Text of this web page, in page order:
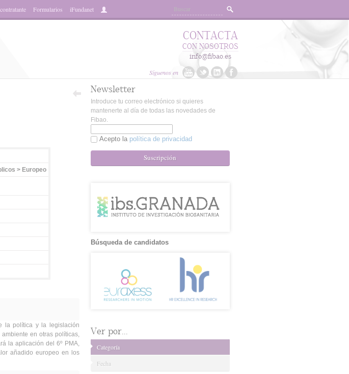
Formularios iFundanet
Síguenos en
CONTACTA
CON NOSOTROS
info@fibao.es
> Europeo
la política y la legislación
en otras políticas,
la aplicación del 6º PMA,
añadido europeo en los
Newsletter
Introduce tu correo electrónico si quieres
mantenerte al día de todas las novedades de
Fibao.
Acepto la política de privacidad
Suscripción
Búsqueda de candidatos
Ver por...
Categoría
Fecha